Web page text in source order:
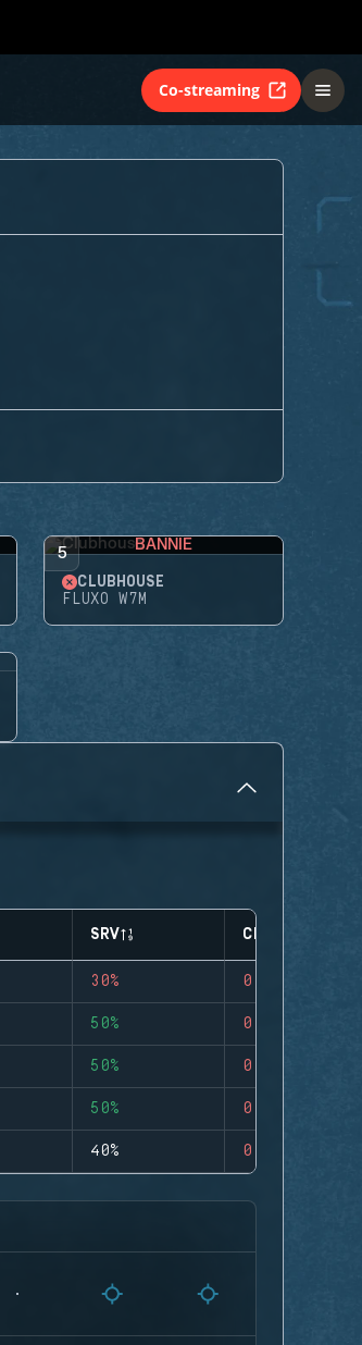
Co-streaming
5 BANNIE
CLUBHOUSE
FLUXO W7M
SRV CLUTCHES
30% 0
50% 0
50% 0
50% 0
40% 0